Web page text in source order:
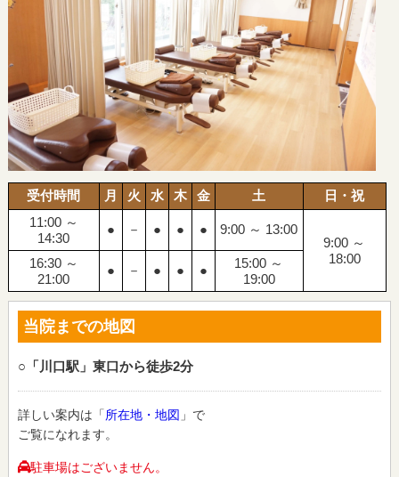
受付時間 月 火 水 木 金 土
日・祝
11:00 ～
14:30
● － ● ● ●
9:00 ～ 13:00
9:00 ～
18:00
16:30 ～
21:00
● － ● ● ●
15:00 ～
19:00
当院までの地図
○「川口駅」東口から徒歩2分
詳しい案内は「所在地・地図 」で
ご覧になれます。
駐車場はございません。